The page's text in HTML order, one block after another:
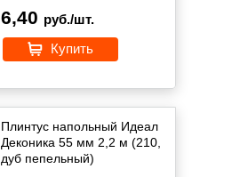
6,40 руб./шт.
Купить
Плинтус напольный Идеал
Деконика 55 мм 2,2 м (210,
дуб пепельный)